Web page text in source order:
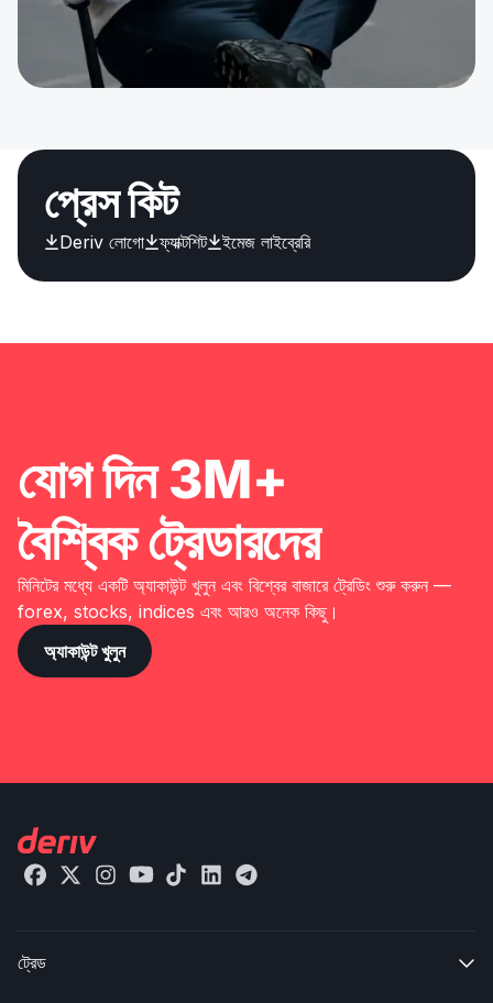
প্রেস কিট
Deriv লোগো ফ্যাক্টশিট ইমেজ লাইব্রেরি
যোগ দিন 3M+
বৈশ্বিক ট্রেডারদের
মিনিটের মধ্যে একটি অ্যাকাউন্ট খুলুন এবং বিশ্বের বাজারে ট্রেডিং শুরু করুন —
forex, stocks, indices এবং আরও অনেক কিছু।
অ্যাকাউন্ট খুলুন
ট্রেড 